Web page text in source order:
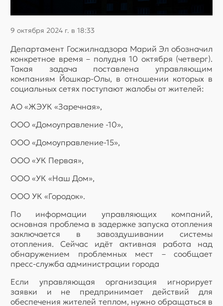
9 октября 2024 г. в 18:33
Департамент Госжилнадзора Марий Эл обозначил
конкретное время – полудня 10 октября (четверг).
Такая задача поставлена управляющим
компаниям Йошкар-Олы, в отношении которых в
социальных сетях поступают жалобы от жителей:
АО «ЖЭУК «Заречная»,
ООО «Домоуправление -10»,
ООО «Домоуправление-15»,
ООО «УК Первая»,
ООО «УК «Наш Дом»,
ООО УК «Городок».
По информации управляющих компаний,
основная проблема в задержке запуска отопления
заключается в завоздушивании системы
отопления. Сейчас идёт активная работа над
обнаружением проблемных мест – сообщает
пресс-служба администрации города
Если управляющая организация игнорирует
заявки и не предпринимает действий для
обеспечения жителей теплом, нужно обращаться в